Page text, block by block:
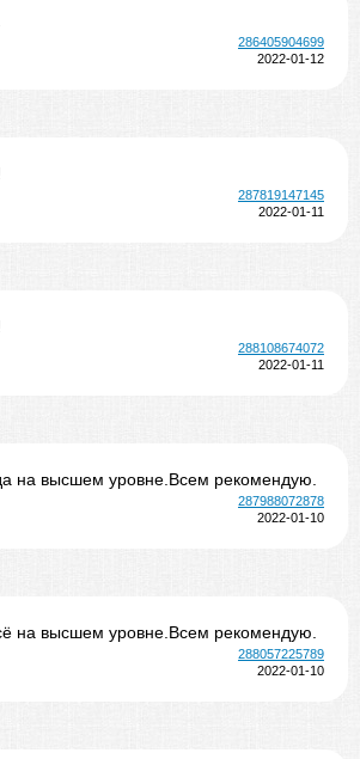
286405904699
2022-01-12
287819147145
2022-01-11
288108674072
2022-01-11
на высшем уровне.Всем рекомендую.
287988072878
2022-01-10
на высшем уровне.Всем рекомендую.
288057225789
2022-01-10